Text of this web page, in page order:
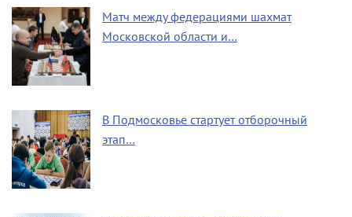
Матч между федерациями шахмат
Московской области и…
В Подмосковье стартует отборочный
этап…